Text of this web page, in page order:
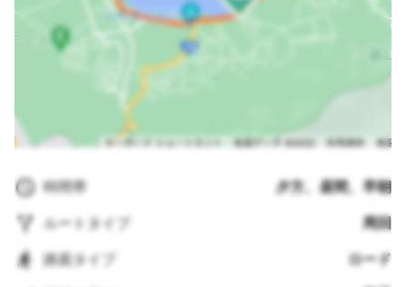
時間帯 夕方、昼間、早朝
ルートタイプ 周回
路面タイプ ロード